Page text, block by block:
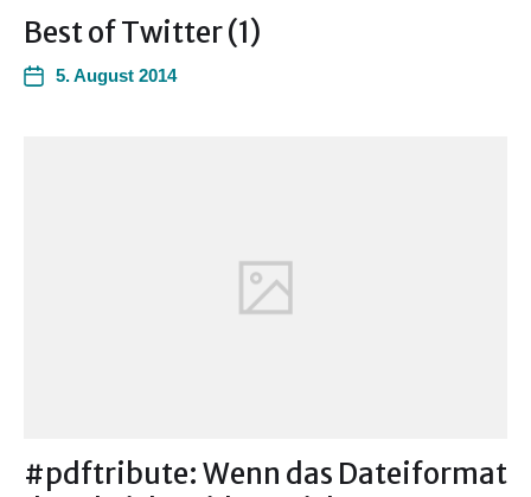
Best of Twitter (1)
5. August 2014
#pdftribute: Wenn das Dateiformat